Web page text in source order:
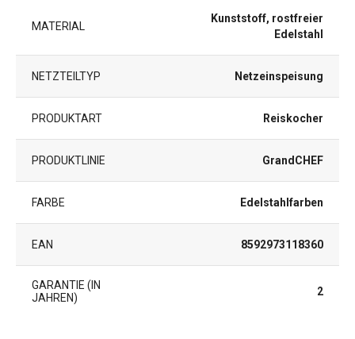
MATERIAL
Kunststoff, rostfreier
Edelstahl
NETZTEILTYP Netzeinspeisung
PRODUKTART Reiskocher
PRODUKTLINIE GrandCHEF
FARBE Edelstahlfarben
EAN 8592973118360
GARANTIE (IN
JAHREN)
2